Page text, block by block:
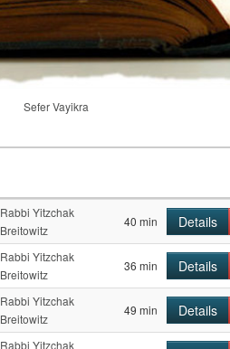
Sefer Vayikra
Rabbi Yitzchak
Breitowitz
40 min Details
Rabbi Yitzchak
Breitowitz
36 min Details
Rabbi Yitzchak
Breitowitz
49 min Details
Rabbi Yitzchak